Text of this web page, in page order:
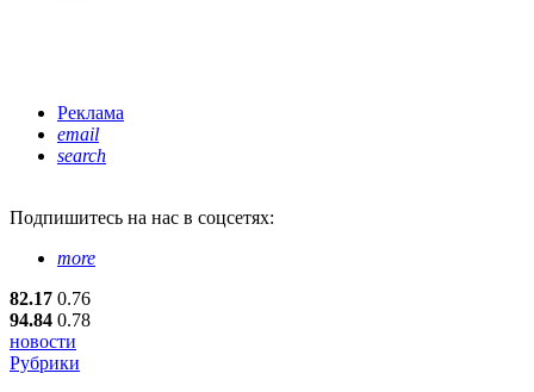
Реклама
email
search
Подпишитесь на нас в соцсетях:
more
82.17 0.76
94.84 0.78
новости
Рубрики